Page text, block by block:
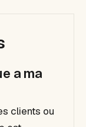
a ma
clients ou